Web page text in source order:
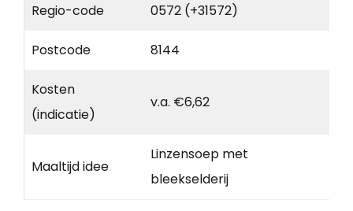
Regio-code 0572 (+31572)
Postcode 8144
Kosten
(indicatie)
v.a. €6,62
Maaltijd idee
Linzensoep met
bleekselderij